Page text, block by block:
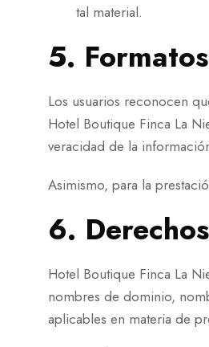
tal material.
5. Formatos
Los usuarios reconocen
Hotel Boutique Finca La
veracidad de la
Asimismo, para la
6.
Hotel Boutique Finca La
nombres de dominio,
aplicables en materia de